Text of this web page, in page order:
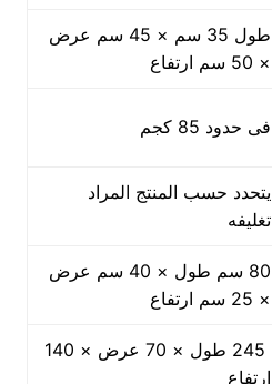
طول 35 سم × 45 سم عرض
× 50 سم ارتفاع
فى حدود 85 كجم
يتحدد حسب المنتج المراد
تغليفه
80 سم طول × 40 سم عرض
× 25 سم ارتفاع
245 طول × 70 عرض × 140
ارتفاع